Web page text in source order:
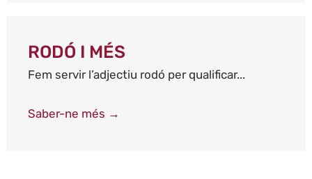
RODÓ I MÉS
Fem servir l’adjectiu rodó per qualificar...
Saber-ne més →